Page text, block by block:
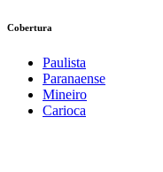
Cobertura
Paulista
Paranaense
Mineiro
Carioca